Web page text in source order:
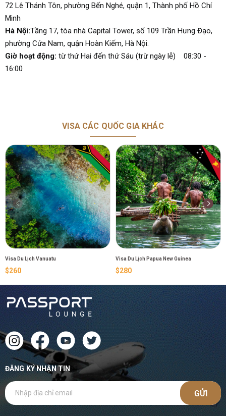
72 Lê Thánh Tôn, phường Bến Nghé, quận 1, Thành phố Hồ Chí
Minh
Hà Nội:Tầng 17, tòa nhà Capital Tower, số 109 Trần Hưng Đạo,
phường Cửa Nam, quận Hoàn Kiếm, Hà Nội.
Giờ hoạt động: từ thứ Hai đến thứ Sáu (trừ ngày lễ) 08:30 -
16:00
VISA CÁC QUỐC GIA KHÁC
Visa Du Lịch Vanuatu
$260
Visa Du Lịch Papua New Guinea
$280
ĐĂNG KÝ NHẬN TIN
GỬI